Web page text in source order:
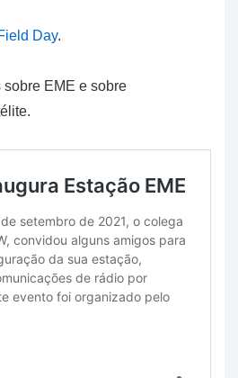
Day.
EME e sobre